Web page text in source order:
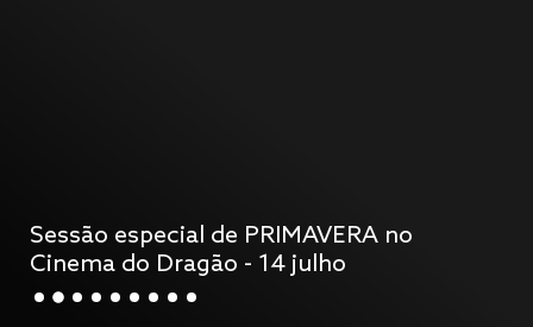
Sessão especial de PRIMAVERA no
Cinema do Dragão - 14 julho